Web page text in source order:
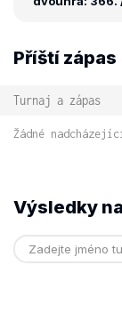
Příští zápas
Turnaj a zápas
Žádné
Výsledky